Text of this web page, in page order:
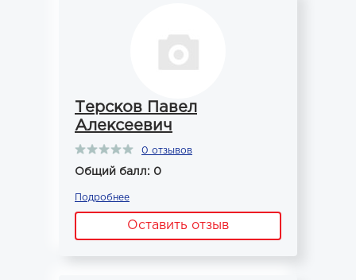
Терсков Павел
Алексеевич
0 отзывов
Общий балл: 0
Подробнее
Оставить отзыв